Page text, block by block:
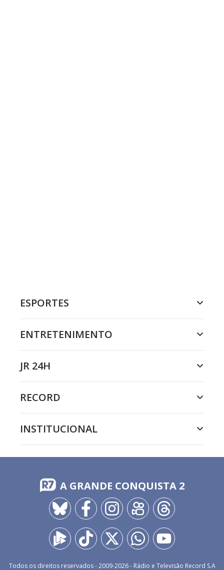
ESPORTES
ENTRETENIMENTO
JR 24H
RECORD
INSTITUCIONAL
A GRANDE CONQUISTA 2
Todos os direitos reservados - 2009-2026- Rádio e Televisão Record S.A